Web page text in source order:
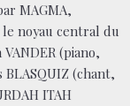
MAGMA,
noyau central du
(piano,
BLASQUIZ (chant,
ITAH